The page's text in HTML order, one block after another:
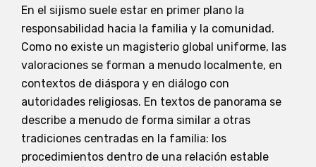
En el sijismo suele estar en primer plano la
responsabilidad hacia la familia y la comunidad.
Como no existe un magisterio global uniforme, las
valoraciones se forman a menudo localmente, en
contextos de diáspora y en diálogo con
autoridades religiosas. En textos de panorama se
describe a menudo de forma similar a otras
tradiciones centradas en la familia: los
procedimientos dentro de una relación estable